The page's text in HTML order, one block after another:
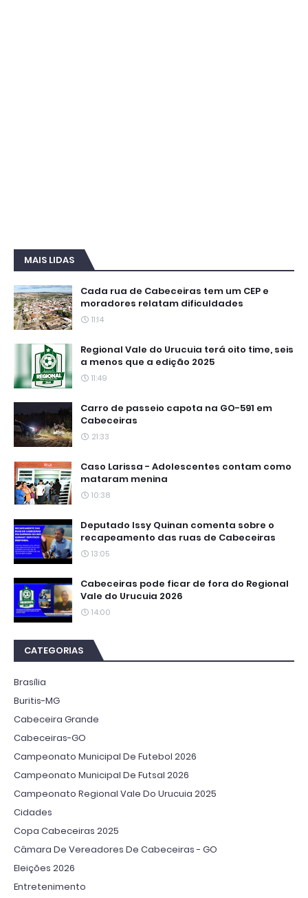
MAIS LIDAS
Cada rua de Cabeceiras tem um CEP e
moradores relatam dificuldades
11:14
Regional Vale do Urucuia terá oito time, seis
a menos que a edição 2025
11:49
Carro de passeio capota na GO-591 em
Cabeceiras
21:33
Caso Larissa - Adolescentes contam como
mataram menina
10:38
Deputado Issy Quinan comenta sobre o
recapeamento das ruas de Cabeceiras
13:05
Cabeceiras pode ficar de fora do Regional
Vale do Urucuia 2026
14:00
CATEGORIAS
Brasília
Buritis-MG
Cabeceira Grande
Cabeceiras-GO
Campeonato Municipal De Futebol 2026
Campeonato Municipal De Futsal 2026
Campeonato Regional Vale Do Urucuia 2025
Cidades
Copa Cabeceiras 2025
Câmara De Vereadores De Cabeceiras - GO
Eleições 2026
Entretenimento